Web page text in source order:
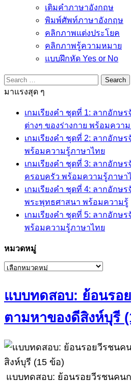
เติมคำภาษาอังกฤษ
พิมพ์ศัพท์ภาษาอังกฤษ
คลิกภาพแต่งประโยค
คลิกภาพรู้ความหมาย
แบบฝึกหัด Yes or No
Search
for:
มาแรงสุด ๆ
เกมเรียงคำ ชุดที่ 1: ลากอักษ
ต่างๆ ของร่างกาย พร้อมควา
เกมเรียงคำ ชุดที่ 2: ลากอักษ
พร้อมความรู้ภาษาไทย
เกมเรียงคำ ชุดที่ 3: ลากอักษ
ครอบครัว พร้อมความรู้ภาษา
เกมเรียงคำ ชุดที่ 4: ลากอักษ
พระพุทธศาสนา พร้อมความรู้
เกมเรียงคำ ชุดที่ 5: ลากอักษ
พร้อมความรู้ภาษาไทย
หมวดหมู่
หมวด
แบบทดสอบ: ย้อนรอ
ตามหาของดีสิงห์บุรี
แบบทดสอบ: ย้อนรอยวีรชนคน